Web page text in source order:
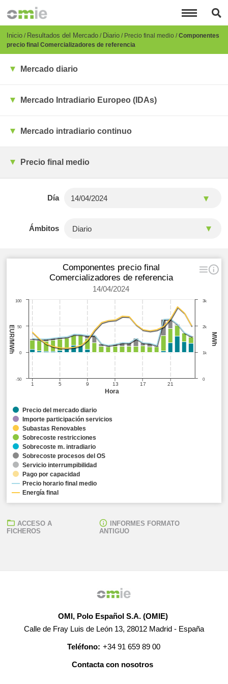
principal
Breadcrumb
Inicio Resultados del Mercado Diario Precio final medio Componentes
precio final Comercializadores de referencia
Mercado diario
Mercado Intradiario Europeo (IDAs)
Mercado intradiario continuo
Precio final medio
Día
Ámbitos
Hora
MWh
EUR/MWh
Componentes precio final
Comercializadores de referencia
14/04/2024
1 5 9 13 17 21
0
3k
1k
2k
0
-50
50
100
Precio del mercado diario
Importe participación servicios
Subastas Renovables
Sobrecoste restricciones
Sobrecoste m. intradiario
Sobrecoste procesos del OS
Servicio interrumpibilidad
Pago por capacidad
Precio horario final medio
Energía final
ACCESO A
FICHEROS
INFORMES FORMATO
ANTIGUO
OMI, Polo Español S.A. (OMIE)
Calle de Fray Luis de León 13, 28012 Madrid - España
Teléfono: +34 91 659 89 00
Contacta con nosotros